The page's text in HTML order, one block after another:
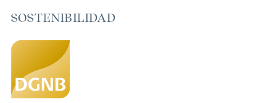
SU HOGAR CON AMPLIAS VISTAS Y ESPACIOS ABIERTOS
EnGRAND GARDEN
experimenta de nuevo la simbiosis perfecta entre estilo de
vida moderno y estilo histórico. Una característica especial
es el equipamiento de alta calidad, que garantiza una
experiencia de vida óptima con soluciones de planta flexible
SOSTENIBILIDAD